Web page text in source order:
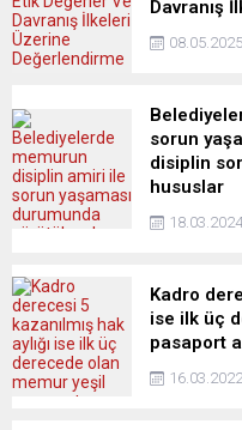
Davranış
08.05.2025
sorun
disiplin
hususlar
18.03.2024
Kadro
ise ilk üç
pasaport
16.03.2022